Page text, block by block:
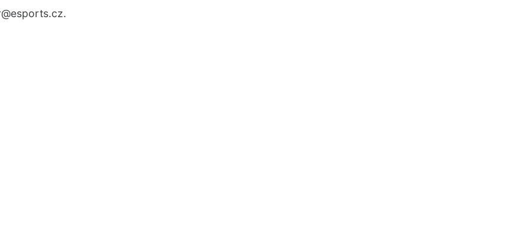
@esports.cz.